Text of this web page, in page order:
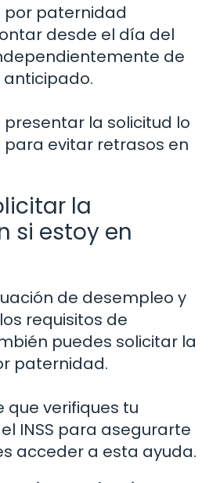
por paternidad
desde el día del
de
anticipado.
la solicitud lo
evitar retrasos en
la
si estoy en
de desempleo y
requisitos de
puedes solicitar la
paternidad.
que verifiques tu
INSS para asegurarte
acceder a esta ayuda.